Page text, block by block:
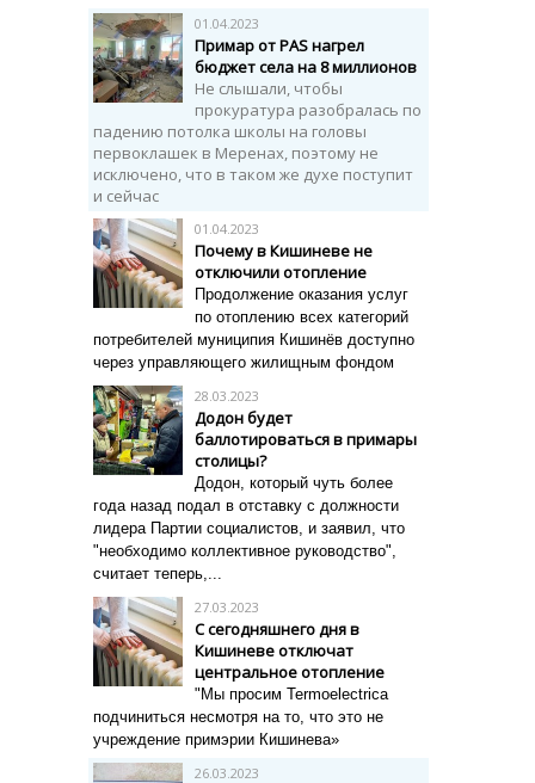
01.04.2023
Примар от PAS нагрел
бюджет села на 8 миллионов
Не слышали, чтобы
прокуратура разобралась по
падению потолка школы на головы
первоклашек в Меренах, поэтому не
исключено, что в таком же духе поступит
и сейчас
01.04.2023
Почему в Кишиневе не
отключили отопление
Продолжение оказания услуг
по отоплению всех категорий
потребителей муниципия Кишинёв доступно
через управляющего жилищным фондом
28.03.2023
Додон будет
баллотироваться в примары
столицы?
Додон, который чуть более
года назад подал в отставку с должности
лидера Партии социалистов, и заявил, что
"необходимо коллективное руководство",
считает теперь,...
27.03.2023
С сегодняшнего дня в
Кишиневе отключат
центральное отопление
"Мы просим Termoelectrica
подчиниться несмотря на то, что это не
учреждение примэрии Кишинева»
26.03.2023